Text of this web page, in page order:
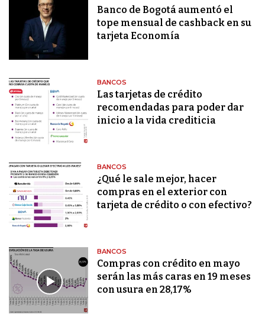
Banco de Bogotá aumentó el
tope mensual de cashback en su
tarjeta Economía
BANCOS
Las tarjetas de crédito
recomendadas para poder dar
inicio a la vida crediticia
BANCOS
¿Qué le sale mejor, hacer
compras en el exterior con
tarjeta de crédito o con efectivo?
BANCOS
Compras con crédito en mayo
serán las más caras en 19 meses
con usura en 28,17%